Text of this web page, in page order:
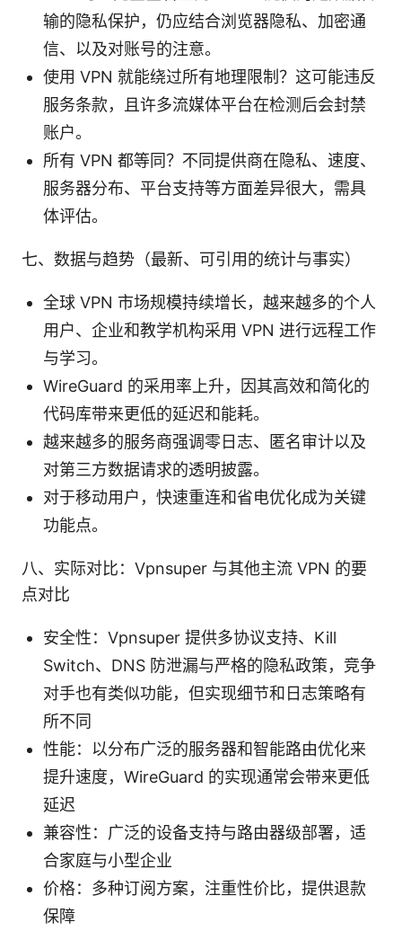
输的隐私保护，仍应结合浏览器隐私、加密通
信、以及对账号的注意。
使用 VPN 就能绕过所有地理限制？这可能违反
服务条款，且许多流媒体平台在检测后会封禁
账户。
所有 VPN 都等同？不同提供商在隐私、速度、
服务器分布、平台支持等方面差异很大，需具
体评估。
七、数据与趋势（最新、可引用的统计与事实）
全球 VPN 市场规模持续增长，越来越多的个人
用户、企业和教学机构采用 VPN 进行远程工作
与学习。
WireGuard 的采用率上升，因其高效和简化的
代码库带来更低的延迟和能耗。
越来越多的服务商强调零日志、匿名审计以及
对第三方数据请求的透明披露。
对于移动用户，快速重连和省电优化成为关键
功能点。
八、实际对比：Vpnsuper 与其他主流 VPN 的要
点对比
安全性：Vpnsuper 提供多协议支持、Kill
Switch、DNS 防泄漏与严格的隐私政策，竞争
对手也有类似功能，但实现细节和日志策略有
所不同
性能：以分布广泛的服务器和智能路由优化来
提升速度，WireGuard 的实现通常会带来更低
延迟
兼容性：广泛的设备支持与路由器级部署，适
合家庭与小型企业
价格：多种订阅方案，注重性价比，提供退款
保障